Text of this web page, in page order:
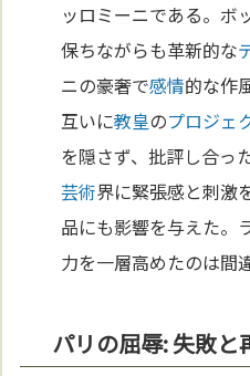
ッロミーニである。ボ
保ちながらも革新的な
ニの豪奢で感情的な作
互いに教皇のプロジェ
を隠さず、批評し合っ
芸術界に緊張感と刺激
品にも影響を与えた。
力を一層高めたのは間
パリの屈辱: 失敗と